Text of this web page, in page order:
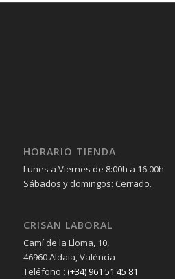
HORARIO TIENDA
Lunes a Viernes de 8:00h a 16:00h
Sábados y domingos: Cerrado.
CRISAN LABORAL
Camí de la Lloma, 10,
46960 Aldaia, València
Teléfono : (+34) 961 51 45 81